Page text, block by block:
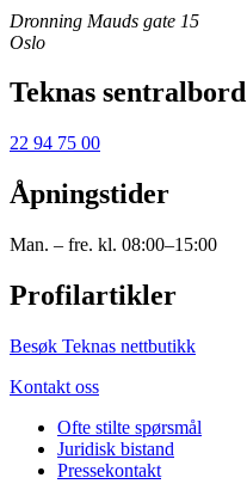
Dronning Mauds gate 15
Oslo
Teknas sentralbord
22 94 75 00
Åpningstider
Man. – fre. kl. 08:00–15:00
Profilartikler
Besøk Teknas nettbutikk
Kontakt oss
Ofte stilte spørsmål
Juridisk bistand
Pressekontakt